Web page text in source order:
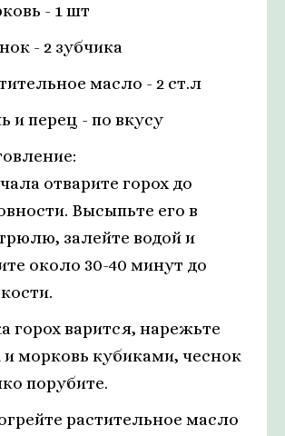
- 1 шт
- 2 зубчика
масло - 2 ст.л
и перец - по вкусу
отварите горох до
Высыпьте его в
залейте водой и
около 30-40 минут до
горох варится, нарежьте
и морковь кубиками, чеснок
порубите.
растительное масло